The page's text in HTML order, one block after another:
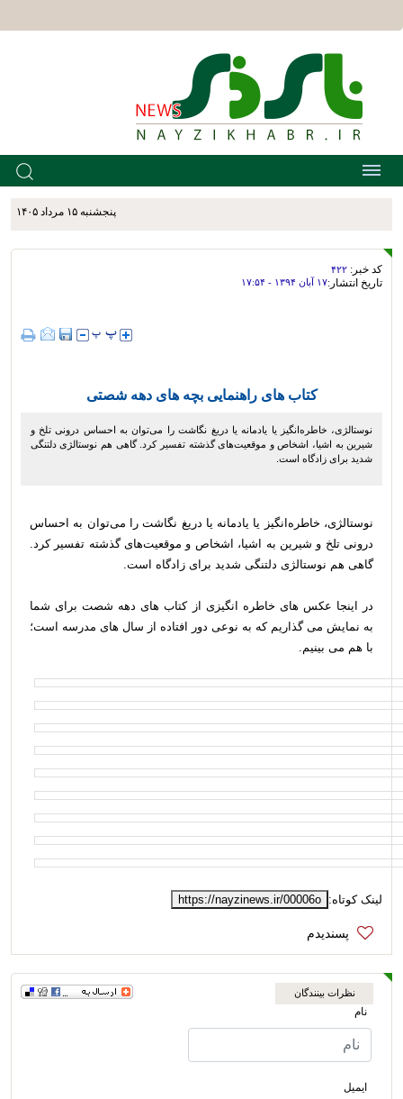
پنجشنبه ۱۵ مرداد ۱۴۰۵
کد خبر: ۴۲۲
تاریخ انتشار:۱۷ آبان ۱۳۹۴ - ۱۷:۵۴
کتاب های راهنمایی بچه های دهه شصتی
نوستالژی، خاطره‌انگیز یا یادمانه یا دریغ نگاشت را می‌توان به احساس درونی تلخ و
شیرین به اشیا، اشخاص و موقعیت‌های گذشته تفسیر کرد. گاهی هم نوستالژی دلتنگی
شدید برای زادگاه‌ است.
نوستالژی، خاطره‌انگیز یا یادمانه یا دریغ نگاشت را می‌توان به احساس
درونی تلخ و شیرین به اشیا، اشخاص و موقعیت‌های گذشته تفسیر کرد.
گاهی هم نوستالژی دلتنگی شدید برای زادگاه‌ است.
در اینجا عکس های خاطره انگیزی از کتاب های دهه شصت برای شما
به نمایش می گذاریم که به نوعی دور افتاده از سال های مدرسه است؛
با هم می بینیم.
لینک کوتاه: https://nayzinews.ir/00006o
نظرات بینندگان
نام
ایمیل